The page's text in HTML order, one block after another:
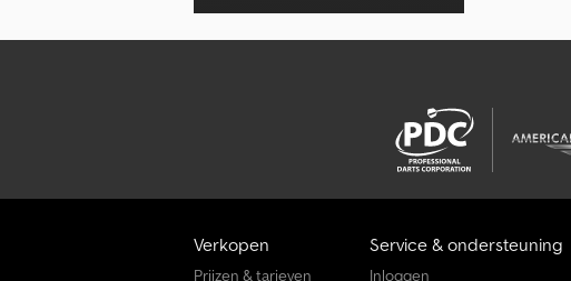
Verkopen
Prijzen & tarieven
Service & ondersteuning
Inloggen